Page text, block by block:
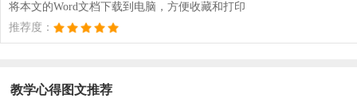
将本文的Word文档下载到电脑，方便收藏和打印
推荐度：
教学心得图文推荐